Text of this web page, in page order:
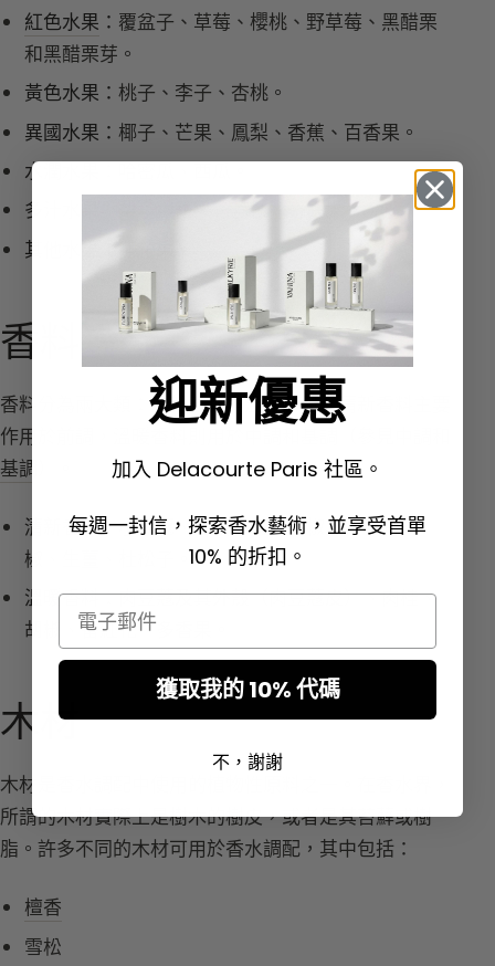
紅色水果 ： 覆盆子、草莓、櫻桃、野草莓、黑醋栗
和黑醋栗芽。
黃色水果：桃子、李子、杏桃。
異國水果：椰子、芒果、鳳梨、香蕉、百香果。
水潤水果：
多汁水果：
梨子與蘋果、荔枝、奇異果。
其他水果：
香料
香料分為兩大類：清新香料與溫暖香料。清新香料主要
作用於前調，溫暖香料則用於中調和基調（
基調
清新香料：小豆蔻、芫荽、粉紅胡椒、蒂穆特胡
椒、生薑、杜松子。
溫暖香料：肉豆蔻及其外殼（肉豆蔻皮）、肉桂、
胡椒、番紅花、多香果。
木材
木材是香水調配中使用的植物性原料之一。在香水界，
所謂的木材實際上是樹木的樹皮，或者是其苔蘚或樹
脂。許多不同的木材可用於香水調配，其中包括：
檀香
雪松
迎新優惠
加入 Delacourte Paris 社區。
每週一封信，探索香水藝術，並享受首單
10% 的折扣。
Email
獲取我的 10% 代碼
不，謝謝